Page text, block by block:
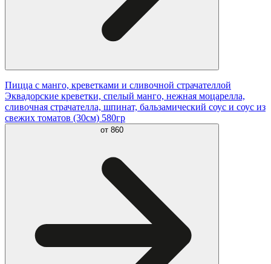
Пицца с манго, креветками и сливочной страчателлой
Эквадорские креветки, спелый манго, нежная моцарелла,
сливочная страчателла, шпинат, бальзамический соус и соус из
свежих томатов (30см) 580гр
от 860